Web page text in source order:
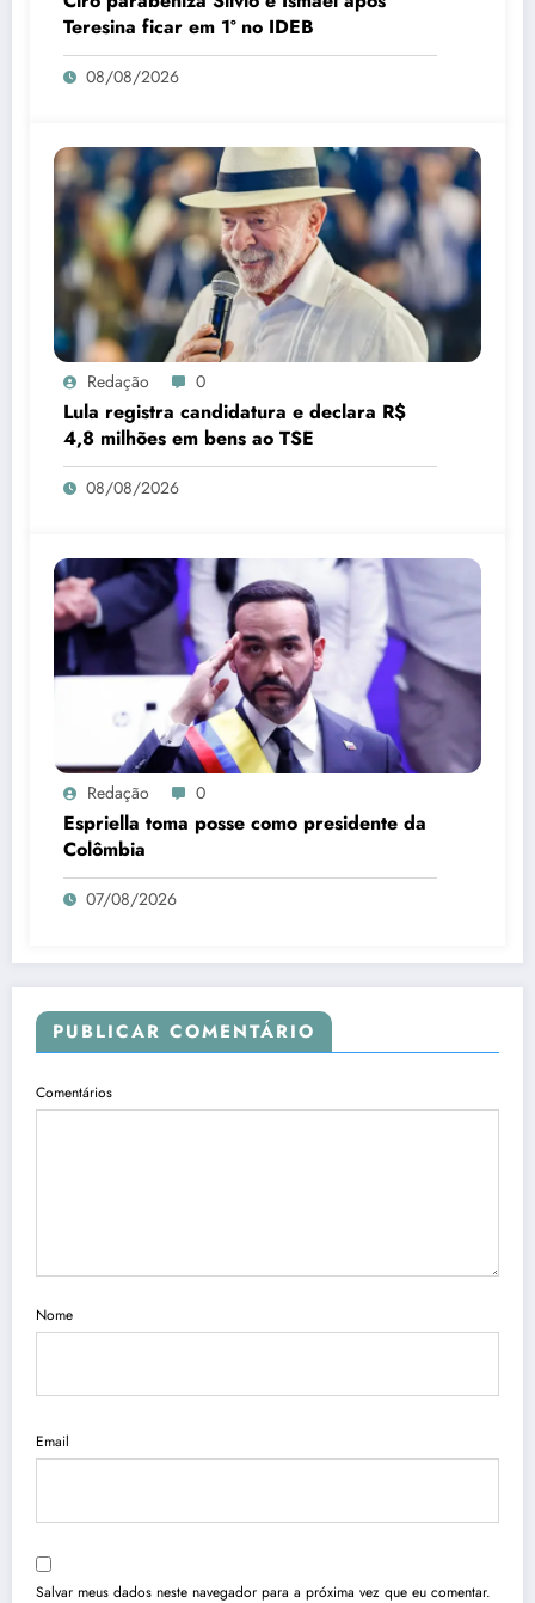
Teresina ficar em 1º no IDEB
08/08/2026
Redação 0
Lula registra candidatura e declara R$
4,8 milhões em bens ao TSE
08/08/2026
Redação 0
Espriella toma posse como presidente da
Colômbia
07/08/2026
PUBLICAR COMENTÁRIO
Comentários
Nome
Email
Salvar meus dados neste navegador para a próxima vez que eu comentar.